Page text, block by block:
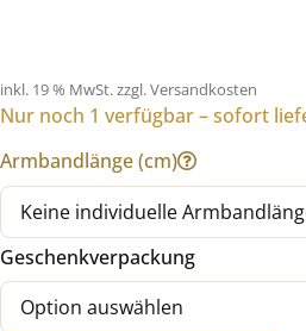
war:
299,00 €
ist:
inkl. 19 % MwSt. zzgl. Versandkosten
Nur noch 1 verfügbar – sofort
Armbandlänge (cm)
Geschenkverpackung